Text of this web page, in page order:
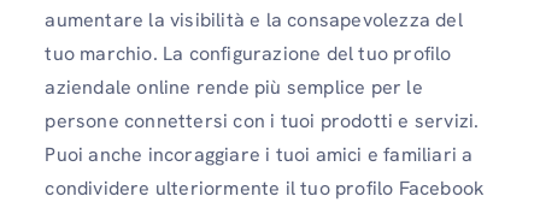
aumentare la visibilità e la consapevolezza del
tuo marchio. La configurazione del tuo profilo
aziendale online rende più semplice per le
persone connettersi con i tuoi prodotti e servizi.
Puoi anche incoraggiare i tuoi amici e familiari a
condividere ulteriormente il tuo profilo Facebook